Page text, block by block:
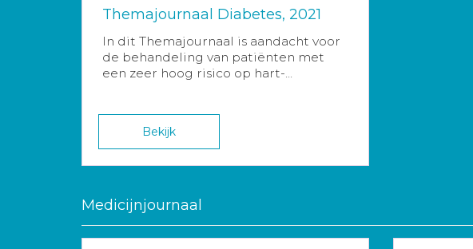
Themajournaal Diabetes, 2021
In dit Themajournaal is aandacht voor
de behandeling van patiënten met
een zeer hoog risico op hart-...
Bekijk
Medicijnjournaal